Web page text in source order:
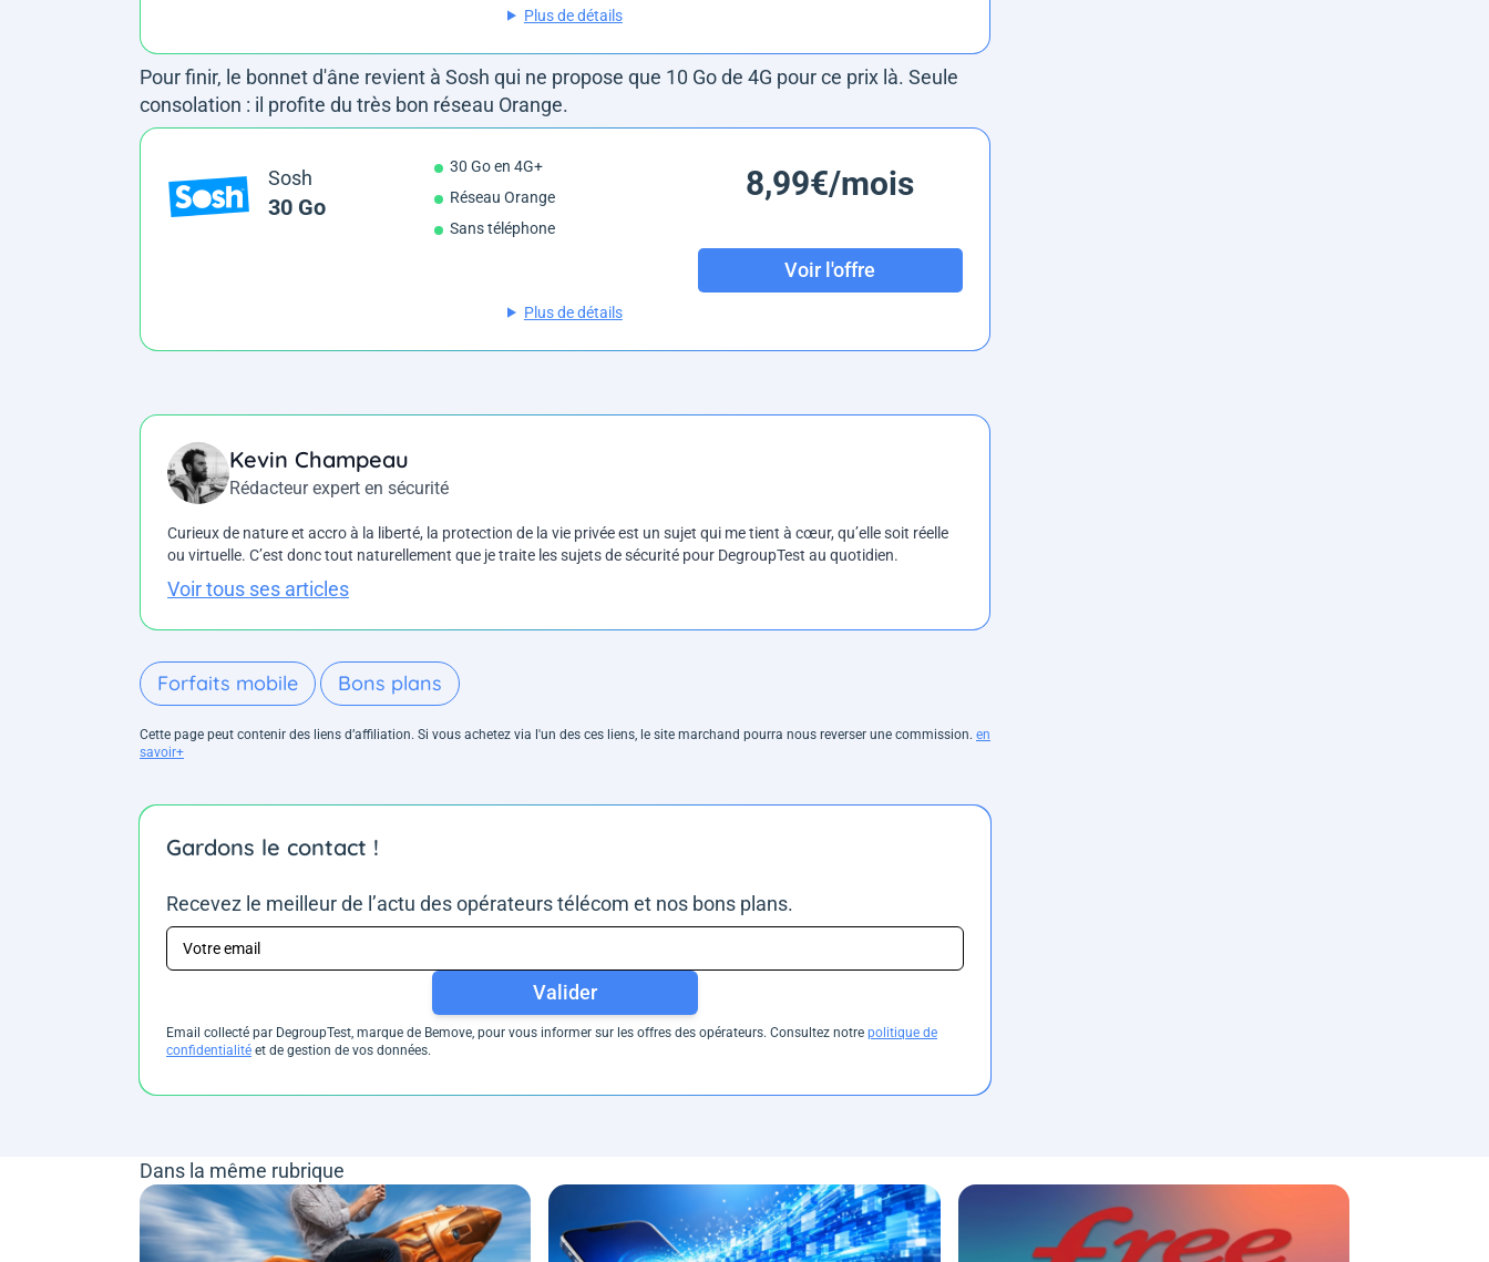
Plus de détails
Pour finir, le bonnet d'âne revient à Sosh qui ne propose que 10 Go de 4G pour ce prix là. Seule
consolation : il profite du très bon réseau Orange.
Sosh
30 Go
30 Go en 4G+
Réseau Orange
Sans téléphone
8,99€/mois
Voir l'offre
Plus de détails
Kevin Champeau
Rédacteur expert en sécurité
Curieux de nature et accro à la liberté, la protection de la vie privée est un sujet qui me tient à cœur, qu’elle soit réelle
ou virtuelle. C’est donc tout naturellement que je traite les sujets de sécurité pour DegroupTest au quotidien.
Voir tous ses articles
Forfaits mobile Bons plans
Cette page peut contenir des liens d’affiliation. Si vous achetez via l'un des ces liens, le site marchand pourra nous reverser une commission. en
savoir+
Gardons le contact !
Recevez le meilleur de l’actu des opérateurs télécom et nos bons plans.
Valider
Email collecté par DegroupTest, marque de Bemove, pour vous informer sur les offres des opérateurs. Consultez notre politique de
confidentialité et de gestion de vos données.
Dans la même rubrique